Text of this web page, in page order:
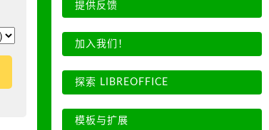
提供反馈
加入我们！
探索 LIBREOFFICE
模板与扩展